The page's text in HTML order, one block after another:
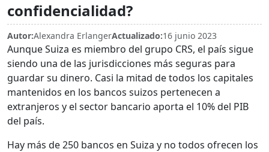
confidencialidad?
Autor:Alexandra ErlangerActualizado:16 junio 2023
Aunque Suiza es miembro del grupo CRS, el país sigue
siendo una de las jurisdicciones más seguras para
guardar su dinero. Casi la mitad de todos los capitales
mantenidos en los bancos suizos pertenecen a
extranjeros y el sector bancario aporta el 10% del PIB
del país.
Hay más de 250 bancos en Suiza y no todos ofrecen los